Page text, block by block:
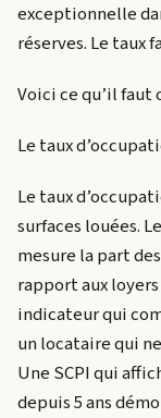
exceptionnelle
réserves. Le taux
Voici ce qu’il
Le taux
Le taux
surfaces louées.
mesure la part
rapport aux
indicateur qui
un locataire qui
Une SCPI qui
depuis 5 ans